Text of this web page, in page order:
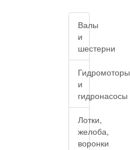
Валы
и
шестерни
Гидромоторы
и
гидронасосы
Лотки,
желоба,
воронки